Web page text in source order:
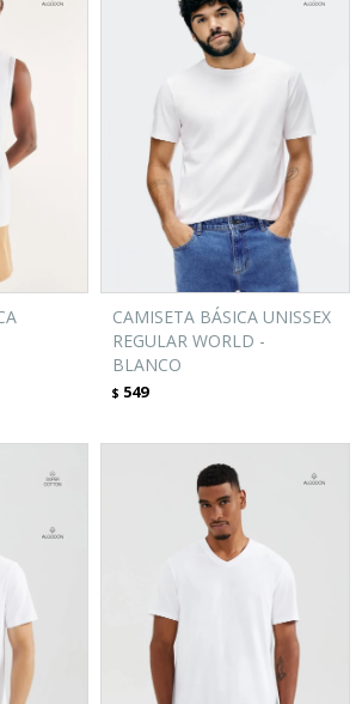
CAMISETA BÁSICA UNISSEX
REGULAR WORLD -
BLANCO
$ 549